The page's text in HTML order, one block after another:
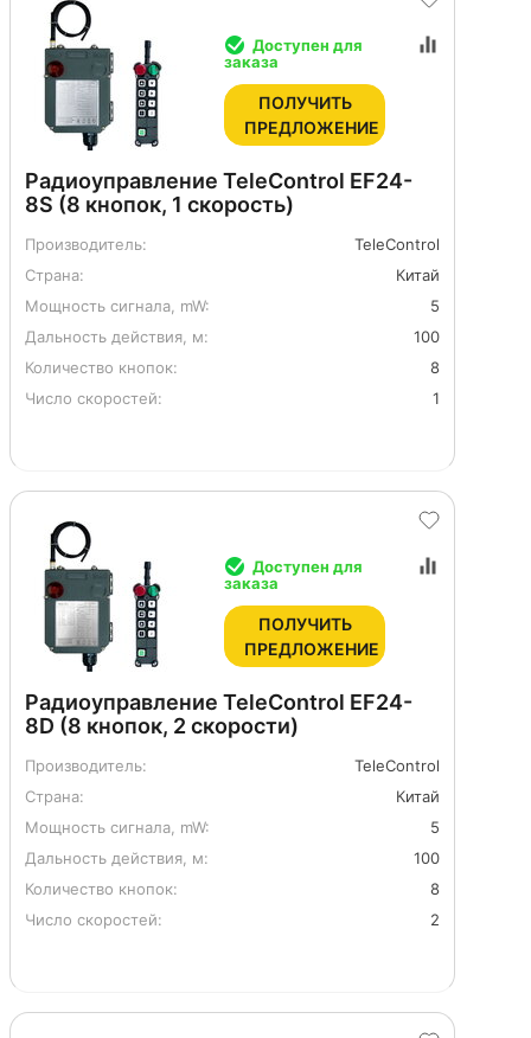
Радиоуправление TeleControl EF24-
8S (8 кнопок, 1 скорость)
Производитель:
TeleControl
Страна:
Китай
Мощность сигнала, mW:
5
Дальность действия, м:
100
Количество кнопок:
8
Число скоростей:
1
Доступен для
заказа
ПОЛУЧИТЬ
ПРЕДЛОЖЕНИЕ
Радиоуправление TeleControl EF24-
8D (8 кнопок, 2 скорости)
Производитель:
TeleControl
Страна:
Китай
Мощность сигнала, mW:
5
Дальность действия, м:
100
Количество кнопок:
8
Число скоростей:
2
Доступен для
заказа
ПОЛУЧИТЬ
ПРЕДЛОЖЕНИЕ